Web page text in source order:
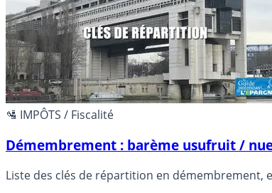
🛂 IMPÔTS / Fiscalité
Démembrement : barème usufruit /
Liste des clés de répartition en